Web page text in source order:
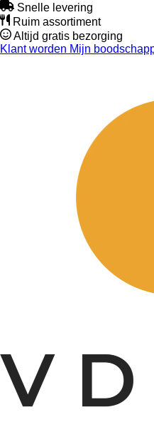
Snelle levering
Ruim assortiment
Altijd gratis bezorging
Klant worden Mijn